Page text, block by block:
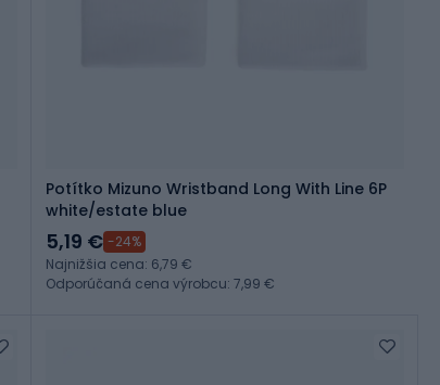
Potítko Mizuno Wristband Long With Line 6P
white/estate blue
5,19 € -24%
Najnižšia cena: 6,79 €
Odporúčaná cena výrobcu: 7,99 €